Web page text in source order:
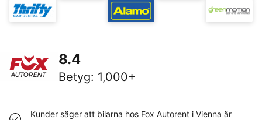
8.4
Betyg: 1,000+
Kunder säger att bilarna hos Fox Autorent i Vienna är